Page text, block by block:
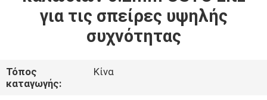
ΒΊΝΤΕΟ
ΠΕΡΊΠΟΥ
ΕΜΕΊΣ
για τις σπείρες υψηλής
συχνότητας
Τόπος
καταγωγής:
Κίνα